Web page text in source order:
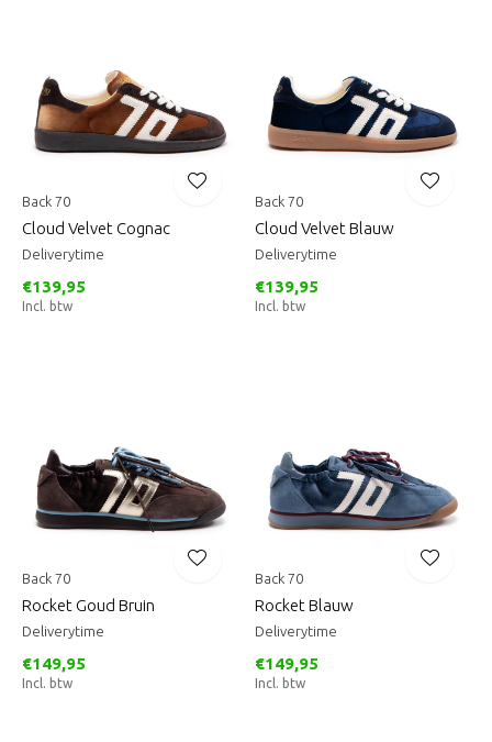
Back 70
Cloud Velvet Cognac
Deliverytime
€139,95
Incl. btw
Back 70
Cloud Velvet Blauw
Deliverytime
€139,95
Incl. btw
Back 70
Rocket Goud Bruin
Deliverytime
€149,95
Incl. btw
Back 70
Rocket Blauw
Deliverytime
€149,95
Incl. btw